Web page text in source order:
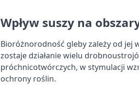
Wpływ suszy na
Bioróżnorodność gleby zależy od jej
zostaje działanie wielu
próchnicotwórczych, w stymulacji
ochrony roślin.